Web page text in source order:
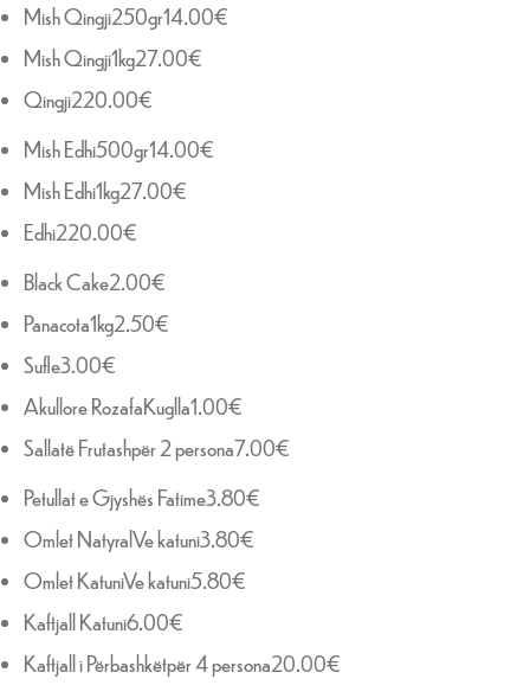
Mish Qingji250gr14.00€
Mish Qingji1kg27.00€
Qingji220.00€
Mish Edhi500gr14.00€
Mish Edhi1kg27.00€
Edhi220.00€
Black Cake2.00€
Panacota1kg2.50€
Sufle3.00€
Akullore RozafaKuglla1.00€
Sallatë Frutashpër 2 persona7.00€
Petullat e Gjyshës Fatime3.80€
Omlet NatyralVe katuni3.80€
Omlet KatuniVe katuni5.80€
Kaftjall Katuni6.00€
Kaftjall i Përbashkëtpër 4 persona20.00€